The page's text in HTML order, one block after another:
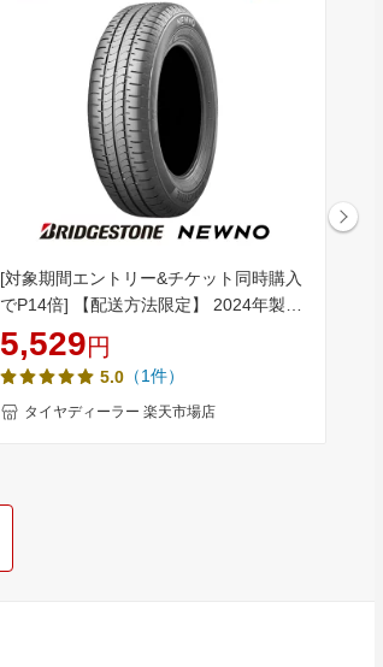
[対象期間エントリー&チケット同時購入
でP14倍] 【配送方法限定】 2024年製
※2本以上で送料無料 【タイヤ交換可
能】 BRIDGESTONE 145/80R13 75S ブ
リヂストン NEWNO ニューノ サマータ
イヤ
5,529円
5.0 （1件）
タイヤディーラー 楽天市場店